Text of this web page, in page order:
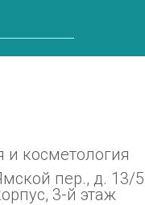
и косметология
пер., д. 13/
3-й этаж